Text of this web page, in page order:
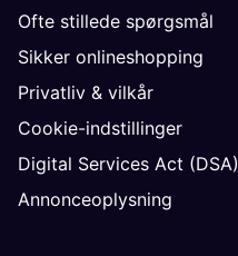
Ofte stillede spørgsmål
Sikker onlineshopping
Privatliv & vilkår
Cookie-indstillinger
Digital Services Act (DSA)
Annonceoplysning